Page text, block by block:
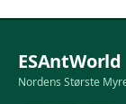
ESAntWorld
Nordens Største